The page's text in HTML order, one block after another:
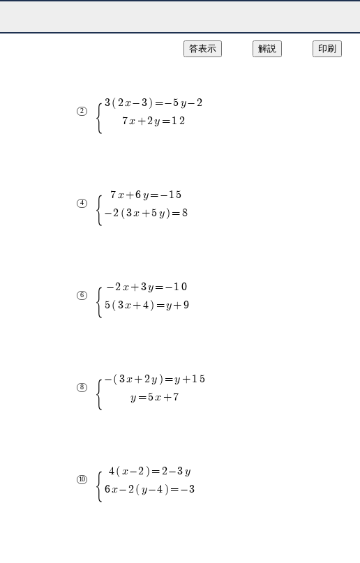
解説
3(2x-3)=-5y-2
7x+2y=12
7x+6y=-15
-2(3x+5y)=8
-2x+3y=-10
5(3x+4)=y+9
-(3x+2y)=y+15
y=5x+7
4(x-2)=2-3y
6x-2(y-4)=-3